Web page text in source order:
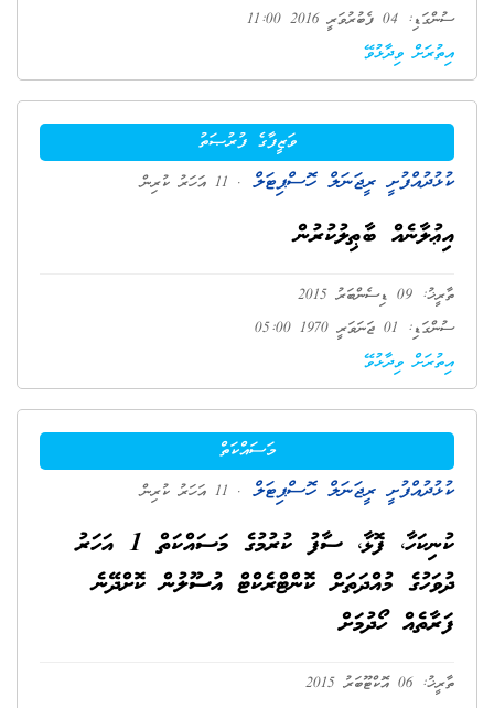
ސުންގަޑި: 04 ފެބުރުވަރީ 2016 11:00
އިތުރަށް ވިދާޅުވޭ
ވަޒީފާގެ ފުރުޞަތު
ކުޅުދުއްފުށީ ރީޖަނަލް ހޮސްޕިޓަލް . 11 އަހަރު ކުރިން
އިޢުލާނެއް ބާޠިލުކުރުން
ތާރީޚު: 09 ޑިސެންބަރު 2015
ސުންގަޑި: 01 ޖަނަވަރީ 1970 05:00
އިތުރަށް ވިދާޅުވޭ
މަސައްކަތް
ކުޅުދުއްފުށީ ރީޖަނަލް ހޮސްޕިޓަލް . 11 އަހަރު ކުރިން
ކުނިކަހާ، ފޮޅާ، ސާފު ކުރުމުގެ މަސައްކަތް 1 އަހަރު
ދުވަހުގެ މުއްދަތަށް ކޮންޓްރެކްޓް އުސޫލުން ކޮށްދޭނެ
ފަރާތެއް ހޯދުމަށް
ތާރީޚު: 06 އޮކްޓޫބަރު 2015